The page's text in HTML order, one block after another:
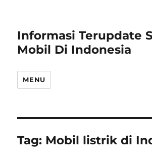
Informasi Terupdate
Mobil Di Indonesia
MENU
Tag: Mobil listrik di